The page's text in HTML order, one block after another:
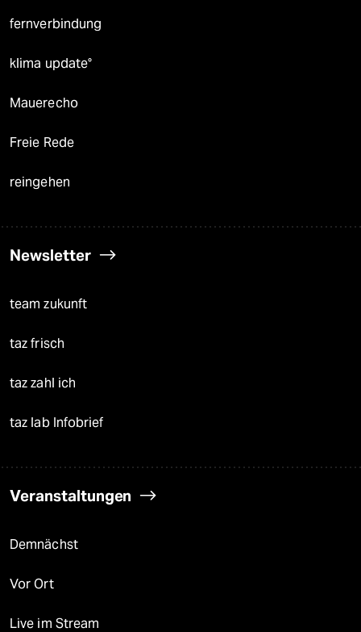
fernverbindung
klima update°
Mauerecho
Freie Rede
reingehen
Newsletter
team zukunft
taz frisch
taz zahl ich
taz lab Infobrief
Veranstaltungen
Demnächst
Vor Ort
Live im Stream